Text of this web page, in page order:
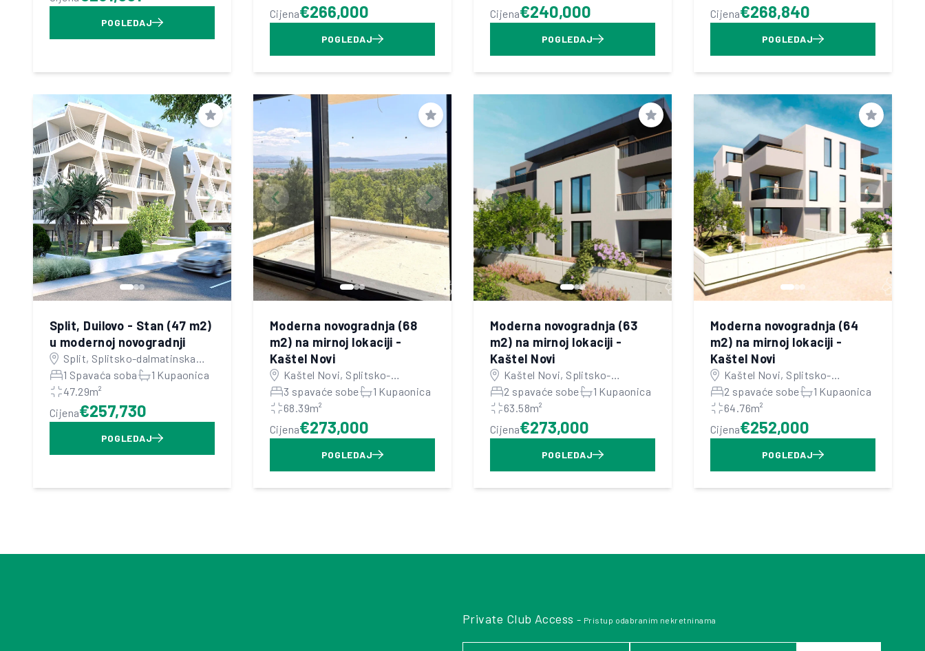
POGLEDAJ
Cijena€266,000
POGLEDAJ
Cijena€240,000
POGLEDAJ
Cijena€268,840
POGLEDAJ
Spremi
Split, Duilovo - Stan (47 m2)
u modernoj novogradnji
Split, Splitsko-dalmatinska
županija
1 Spavaća soba
1 Kupaonica
47.29m²
Cijena€257,730
POGLEDAJ
Spremi
Moderna novogradnja (68
m2) na mirnoj lokaciji -
Kaštel Novi
Kaštel Novi, Splitsko-
dalmatinska županija
3 spavaće sobe
1 Kupaonica
68.39m²
Cijena€273,000
POGLEDAJ
Spremi
Moderna novogradnja (63
m2) na mirnoj lokaciji -
Kaštel Novi
Kaštel Novi, Splitsko-
dalmatinska županija
2 spavaće sobe
1 Kupaonica
63.58m²
Cijena€273,000
POGLEDAJ
Spremi
Moderna novogradnja (64
m2) na mirnoj lokaciji -
Kaštel Novi
Kaštel Novi, Splitsko-
dalmatinska županija
2 spavaće sobe
1 Kupaonica
64.76m²
Cijena€252,000
POGLEDAJ
Private Club Access - Pristup odabranim nekretninama